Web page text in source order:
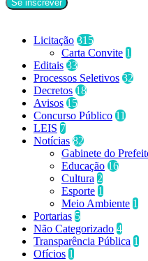
Licitação 315
Carta Convite 1
Editais 33
Processos Seletivos 32
Decretos 18
Avisos 15
Concurso Público 11
LEIS 7
Notícias 82
Gabinete do
Educação 16
Cultura 2
Esporte 1
Meio Ambiente 1
Portarias 5
Não Categorizado 4
Transparência Pública 1
Ofícios 1